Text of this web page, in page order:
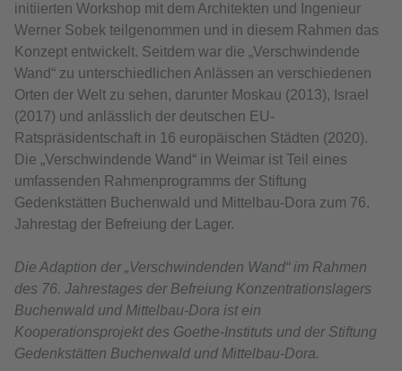
initiierten Workshop mit dem Architekten und Ingenieur
Werner Sobek teilgenommen und in diesem Rahmen das
Konzept entwickelt. Seitdem war die „Verschwindende
Wand“ zu unterschiedlichen Anlässen an verschiedenen
Orten der Welt zu sehen, darunter Moskau (2013), Israel
(2017) und anlässlich der deutschen EU-
Ratspräsidentschaft in 16 europäischen Städten (2020).
Die „Verschwindende Wand“ in Weimar ist Teil eines
umfassenden Rahmenprogramms der Stiftung
Gedenkstätten Buchenwald und Mittelbau-Dora zum 76.
Jahrestag der Befreiung der Lager.
Die Adaption der „Verschwindenden Wand“ im Rahmen
des 76. Jahrestages der Befreiung Konzentrationslagers
Buchenwald und Mittelbau-Dora ist ein
Kooperationsprojekt des Goethe-Instituts und der Stiftung
Gedenkstätten Buchenwald und Mittelbau-Dora.